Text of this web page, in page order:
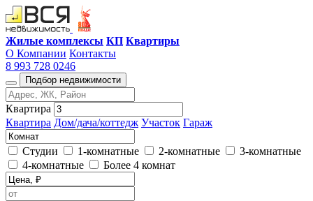
Жилые комплексы КП Квартиры
О Компании Контакты
8 993 728 0246
Подбор недвижимости
Квартира
Квартира Дом/дача/коттедж Участок Гараж
Студии 1-комнатные 2-комнатные
3-комнатные
4-комнатные
Более 4 комнат